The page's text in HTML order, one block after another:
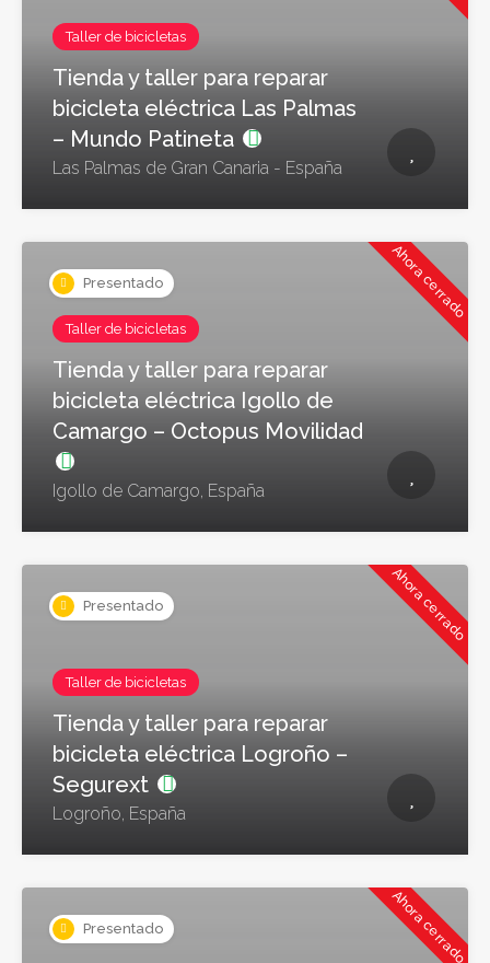
Taller de bicicletas
Tienda y taller para reparar
bicicleta eléctrica Las Palmas
– Mundo Patineta
Las Palmas de Gran Canaria - España
Presentado Ahora cerrado
Taller de bicicletas
Tienda y taller para reparar
bicicleta eléctrica Igollo de
Camargo – Octopus Movilidad
Igollo de Camargo, España
Presentado Ahora cerrado
Taller de bicicletas
Tienda y taller para reparar
bicicleta eléctrica Logroño –
Segurext
Logroño, España
Presentado Ahora cerrado